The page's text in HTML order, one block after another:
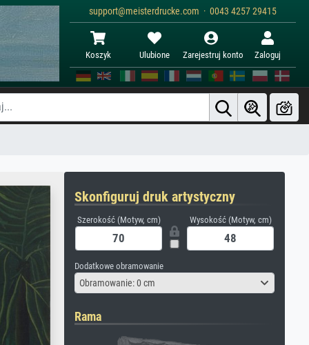
support@meisterdrucke.com · 0043 4257 29415
Koszyk Ulubione Zarejestruj konto Zaloguj
Skonfiguruj druk artystyczny
Szerokość (Motyw, cm) Wysokość (Motyw, cm)
Dodatkowe obramowanie
Obramowanie: 0 cm
Rama